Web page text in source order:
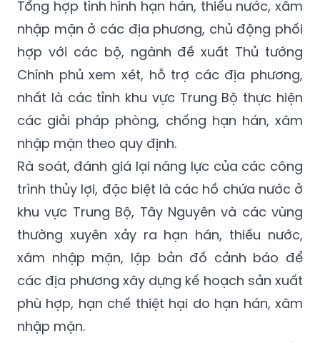
vực sông để bổ sung nước cho hạ du, phục
vụ sản xuất nông nghiệp và dân sinh.
Tổng hợp tình hình hạn hán, thiếu nước, xâm
nhập mặn ở các địa phương, chủ động phối
hợp với các bộ, ngành đề xuất Thủ tướng
Chính phủ xem xét, hỗ trợ các địa phương,
nhất là các tỉnh khu vực Trung Bộ thực hiện
các giải pháp phòng, chống hạn hán, xâm
nhập mặn theo quy định.
Rà soát, đánh giá lại năng lực của các công
trình thủy lợi, đặc biệt là các hồ chứa nước ở
khu vực Trung Bộ, Tây Nguyên và các vùng
thường xuyên xảy ra hạn hán, thiếu nước,
xâm nhập mặn, lập bản đồ cảnh báo để
các địa phương xây dựng kế hoạch sản xuất